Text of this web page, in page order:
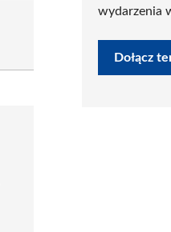
wydarzenia
Dołącz